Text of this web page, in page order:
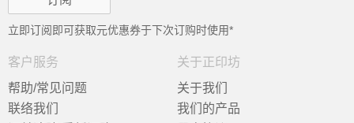
立即订阅即可获取元优惠券于下次订购时使用*
客户服务
帮助/常见问题
联络我们
关于正印坊
关于我们
我们的产品